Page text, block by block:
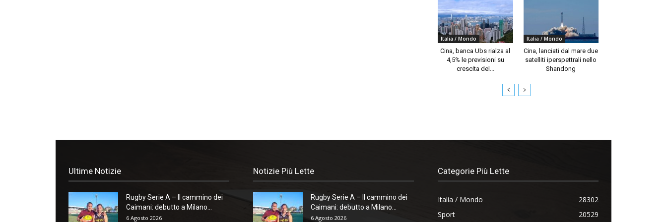
Italia / Mondo
Cina, banca Ubs rialza al
4,5% le previsioni su
crescita del...
Italia / Mondo
Cina, lanciati dal mare due
satelliti iperspettrali nello
Shandong
Ultime Notizie
Rugby Serie A – Il cammino dei
Caimani: debutto a Milano...
6 Agosto 2026
Notizie Più Lette
Rugby Serie A – Il cammino dei
Caimani: debutto a Milano...
6 Agosto 2026
Categorie Più Lette
Italia / Mondo
28302
Sport
20529